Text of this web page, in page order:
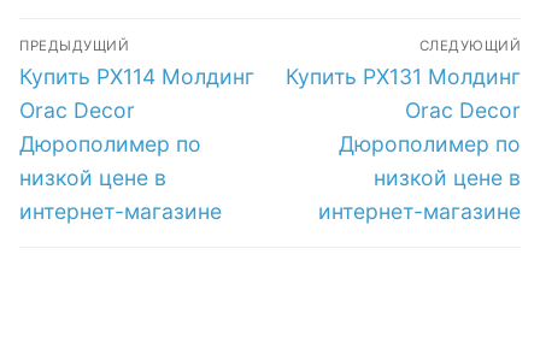
низкой цене в
интернет-
магазине
магазине
Навигация
по
записям
ПРЕДЫДУЩИЙ
Предыдущая
запись:
Купить PX114 Молдинг
Orac Decor
Дюрополимер по
низкой цене в
интернет-магазине
СЛЕДУЮЩИЙ
Следующая
Купить PX131 Молдинг
Orac Decor
Дюрополимер по
низкой цене в
интернет-магазине